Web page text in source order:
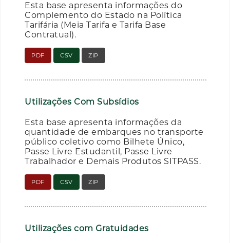
Esta base apresenta informações do
Complemento do Estado na Política
Tarifária (Meia Tarifa e Tarifa Base
Contratual).
PDF CSV ZIP
Utilizações Com Subsídios
Esta base apresenta informações da
quantidade de embarques no transporte
público coletivo como Bilhete Único,
Passe Livre Estudantil, Passe Livre
Trabalhador e Demais Produtos SITPASS.
PDF CSV ZIP
Utilizações com Gratuidades